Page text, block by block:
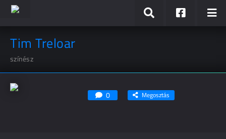
Tim Treloar
színész
0 Megosztás